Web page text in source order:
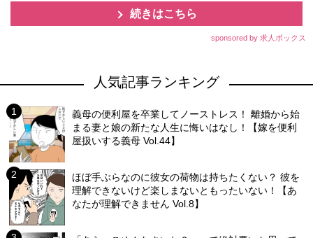
続きはこちら
sponsored by 求人ボックス
人気記事ランキング
義母の便利屋を卒業してノーストレス！ 離婚から始
まる妻と娘の新たな人生に悔いはなし！【嫁を便利
屋扱いする義母 Vol.44】
ほぼ手ぶらなのに彼女の荷物は持ちたくない？ 彼を
理解できないけど楽しまないともったいない！【あ
なたが理解できません Vol.8】